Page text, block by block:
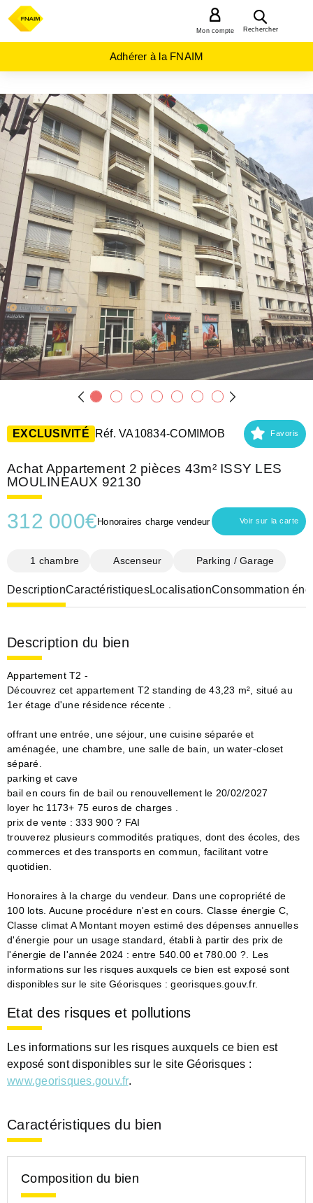
Rechercher
Mon compte
Adhérer à la FNAIM
ACHAT
APPARTEMENT
ILE-
DE-
FRANCE
HAUTS-
DE-
SEINE
(92)
ISSY LES
MOULINEAUX
(92130)
EXCLUSIVITÉ Réf. VA10834-COMIMOB Favoris
Achat Appartement 2 pièces 43m² ISSY LES
MOULINEAUX 92130
312 000€Honoraires charge vendeur Voir sur la carte
1 chambre Ascenseur Parking / Garage
DescriptionCaractéristiquesLocalisationConsommation
Description du bien
Appartement T2 -
Découvrez cet appartement T2 standing de 43,23 m², situé au
1er étage d'une résidence récente .
offrant une entrée, une séjour, une cuisine séparée et
aménagée, une chambre, une salle de bain, un water-closet
séparé.
parking et cave
bail en cours fin de bail ou renouvellement le 20/02/2027
loyer hc 1173+ 75 euros de charges .
prix de vente : 333 900 ? FAI
trouverez plusieurs commodités pratiques, dont des écoles, des
commerces et des transports en commun, facilitant votre
quotidien.
Honoraires à la charge du vendeur. Dans une copropriété de
100 lots. Aucune procédure n'est en cours. Classe énergie C,
Classe climat A Montant moyen estimé des dépenses annuelles
d'énergie pour un usage standard, établi à partir des prix de
l'énergie de l'année 2024 : entre 540.00 et 780.00 ?. Les
informations sur les risques auxquels ce bien est exposé sont
disponibles sur le site Géorisques : georisques.gouv.fr.
Etat des risques et pollutions
Les informations sur les risques auxquels ce bien est
exposé sont disponibles sur le site Géorisques :
www.georisques.gouv.fr.
Caractéristiques du bien
Composition du bien